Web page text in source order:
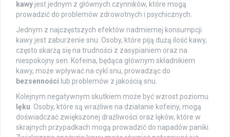
kawy jest jednym z głównych czynników, które mogą
prowadzić do problemów zdrowotnych i psychicznych.
Jednym z najczęstszych efektów nadmiernej konsumpcji
kawy jest zaburzenie snu. Osoby, które piją dużą ilość kawy,
często skarżą się na trudności z zasypianiem oraz na
niespokojny sen. Kofeina, będąca głównym składnikiem
kawy, może wpływać na cykl snu, prowadząc do
bezsenności lub problemów z jakością snu.
Kolejnym negatywnym skutkiem może być wzrost poziomu
lęku . Osoby, które są wrażliwe na działanie kofeiny, mogą
doświadczać zwiększonej drażliwości oraz lęków, które w
skrajnych przypadkach mogą prowadzić do napadów paniki.